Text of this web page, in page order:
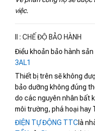
việc.
II : CHẾ ĐỘ BẢO HÀNH
Điều khoản bảo hành sản
3AL1
Thiết bị trên sẽ không
bảo dưỡng không đúng
do các nguyên nhân bất
môi trường, phá hoại hay
ĐIỆN TỰ ĐỘNG TTC là